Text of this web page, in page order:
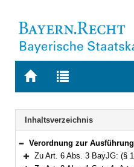
Zur
BAYERN.RECHT
Zur
letzten
Suche
Navigation
Inhaltsverzeichnis
Bereich reduzieren
Verordnung zur Ausführung des Bayerischen Jagdgesetzes
Bereich erweitern
Zu Art. 6 Abs. 3 BayJG: (§